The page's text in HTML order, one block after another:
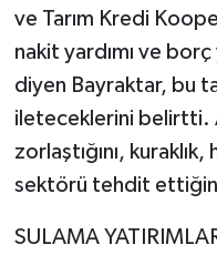
ve Tarım Kredi
nakit yardımı ve
diyen Bayraktar, bu
ileteceklerini belirtti.
zorlaştığını, kuraklık,
sektörü tehdit
SULAMA